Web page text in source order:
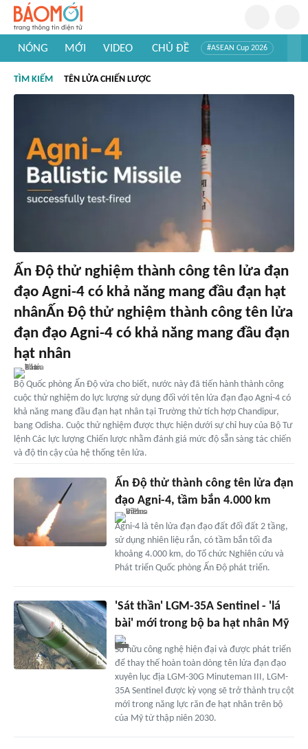
NÓNG MỚI VIDEO CHỦ ĐỀ #ASEAN Cup 2026
#Khám phá thế giới
TÌM KIẾM TÊN LỬA CHIẾN LƯỢC
Ấn Độ thử nghiệm thành công tên lửa đạn
đạo Agni-4 có khả năng mang đầu đạn hạt
nhânẤn Độ thử nghiệm thành công tên lửa
đạn đạo Agni-4 có khả năng mang đầu đạn
hạt nhân
Bộ Quốc phòng Ấn Độ vừa cho biết, nước này đã tiến hành thành công
cuộc thử nghiệm do lực lượng sử dụng đối với tên lửa đạn đạo Agni-4 có
khả năng mang đầu đạn hạt nhân tại Trường thử tích hợp Chandipur,
bang Odisha. Cuộc thử nghiệm được thực hiện dưới sự chỉ huy của Bộ Tư
lệnh Các lực lượng Chiến lược nhằm đánh giá mức độ sẵn sàng tác chiến
và độ tin cậy của hệ thống tên lửa.
Ấn Độ thử thành công tên lửa đạn
đạo Agni-4, tầm bắn 4.000 km
Agni-4 là tên lửa đạn đạo đất đối đất 2 tầng,
sử dụng nhiên liệu rắn, có tầm bắn tối đa
khoảng 4.000 km, do Tổ chức Nghiên cứu và
Phát triển Quốc phòng Ấn Độ phát triển.
'Sát thần' LGM-35A Sentinel - 'lá
bài' mới trong bộ ba hạt nhân Mỹ
Sở hữu công nghệ hiện đại và được phát triển
để thay thế hoàn toàn dòng tên lửa đạn đạo
xuyên lục địa LGM-30G Minuteman III, LGM-
35A Sentinel được kỳ vọng sẽ trở thành trụ cột
mới trong năng lực răn đe hạt nhân trên bộ
của Mỹ từ thập niên 2030.